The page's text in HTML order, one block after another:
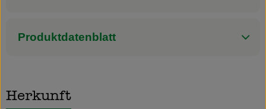
Produktdatenblatt
Herkunft